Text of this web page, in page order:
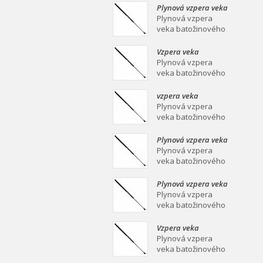
mm Plynová vzpera
veka batožinového
priestoru Ei
Plynová vzpera veka
batožinového
priestoru 639/258
Plynová vzpera
veka batožinového
mm Plynová vzpera
veka batožinového
priestoru Ei
Vzpera veka
batožinového
priestoru 387/139
Plynová vzpera
veka batožinového
mm Plynová vzpera
veka batožinového
priestoru Ei
vzpera veka
batožinového
priestoru 558/253
Plynová vzpera
veka batožinového
mm Plynová vzpera
veka batožinového
priestoru Ei
Plynová vzpera veka
batožinového
priestoru 549/219
Plynová vzpera
veka batožinového
mm Plynová vzpera
veka batožinového
priestoru Ei
Plynová vzpera veka
batožinového
priestoru 467/160
Plynová vzpera
veka batožinového
mm Plynová vzpera
veka batožinového
priestoru Ei
Vzpera veka
batožinového
priestoru 475/180
Plynová vzpera
veka batožinového